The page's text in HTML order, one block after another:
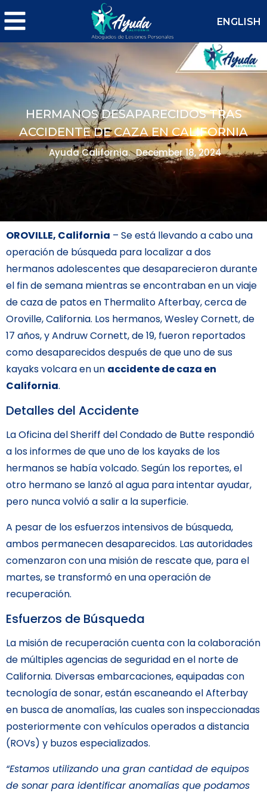
ENGLISH
HERMANOS DESAPARECIDOS TRAS
ACCIDENTE DE CAZA EN CALIFORNIA
Ayuda California. December 18, 2024
OROVILLE, California – Se está llevando a cabo una
operación de búsqueda para localizar a dos
hermanos adolescentes que desaparecieron durante
el fin de semana mientras se encontraban en un viaje
de caza de patos en Thermalito Afterbay, cerca de
Oroville, California. Los hermanos, Wesley Cornett, de
17 años, y Andruw Cornett, de 19, fueron reportados
como desaparecidos después de que uno de sus
kayaks volcara en un accidente de caza en
California.
Detalles del Accidente
La Oficina del Sheriff del Condado de Butte respondió
a los informes de que uno de los kayaks de los
hermanos se había volcado. Según los reportes, el
otro hermano se lanzó al agua para intentar ayudar,
pero nunca volvió a salir a la superficie.
A pesar de los esfuerzos intensivos de búsqueda,
ambos permanecen desaparecidos. Las autoridades
comenzaron con una misión de rescate que, para el
martes, se transformó en una operación de
recuperación.
Esfuerzos de Búsqueda
La misión de recuperación cuenta con la colaboración
de múltiples agencias de seguridad en el norte de
California. Diversas embarcaciones, equipadas con
tecnología de sonar, están escaneando el Afterbay
en busca de anomalías, las cuales son inspeccionadas
posteriormente con vehículos operados a distancia
(ROVs) y buzos especializados.
“Estamos utilizando una gran cantidad de equipos
de sonar para identificar anomalías que podamos